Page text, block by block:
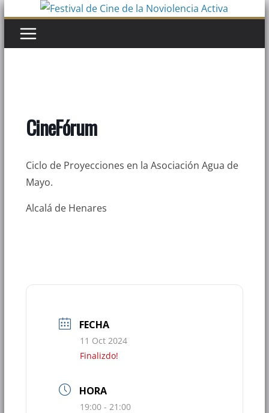
Saltar
contenido
CineFórum
Ciclo de Proyecciones en la Asociación Agua de
Mayo.
Alcalá de Henares
FECHA
11 Oct 2024
Finalizdo!
HORA
19:00 - 21:00